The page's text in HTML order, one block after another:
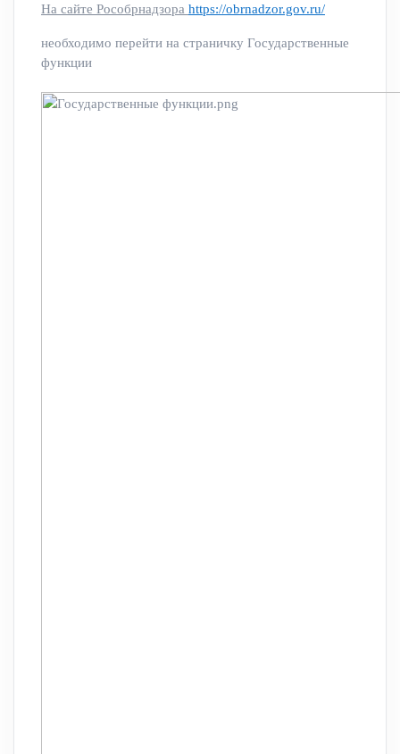
На сайте Рособрнадзора https://obrnadzor.gov.ru/
необходимо перейти на страничку Государственные
функции